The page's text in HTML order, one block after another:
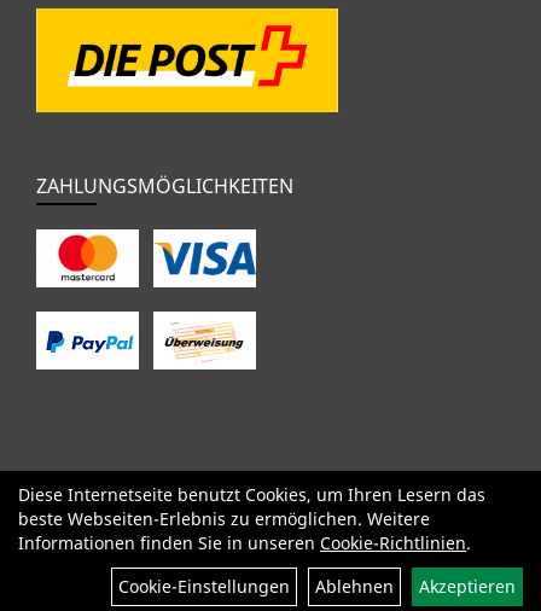
Filter
ZAHLUNGSMÖGLICHKEITEN
SALE Specialized Factor Cervélo BMC Orbea
Yeti
Pinarello
OPEN Kids / BMX Komponenten
Bekleidung
Zubehör
Sale
Diese Internetseite benutzt Cookies, um Ihren Lesern das
beste Webseiten-Erlebnis zu ermöglichen. Weitere
Informationen finden Sie in unseren Cookie-Richtlinien.
Cookie-Einstellungen
Ablehnen Akzeptieren